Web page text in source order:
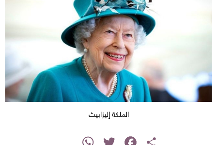
الملكة إليزابيث
Share
Facebook
Twitter
WhatsApp